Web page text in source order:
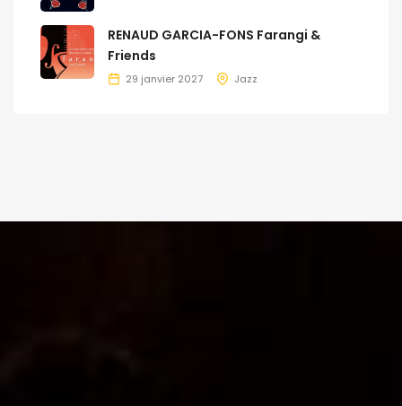
RENAUD GARCIA-FONS Farangi &
Friends
29 janvier 2027 Jazz